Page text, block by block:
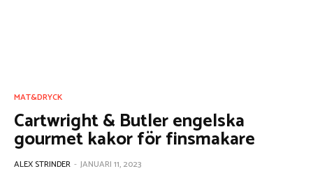
MAT&DRYCK
Cartwright & Butler engelska
gourmet kakor för finsmakare
ALEX STRINDER - JANUARI 11, 2023